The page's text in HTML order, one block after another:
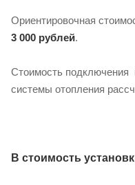
Ориентировочная
3 000 рублей.
Стоимость подключения
системы отопления
В стоимость